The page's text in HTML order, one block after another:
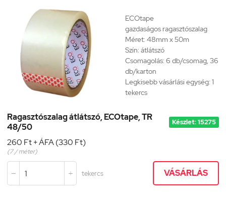
ECOtape
gazdaságos ragasztószalag
Méret: 48mm x 50m
Szín: átlátszó
Csomagolás: 6 db/csomag, 36
db/karton
Legkisebb vásárlási egység: 1
tekercs
Ragasztószalag átlátszó, ECOtape, TR
48/50
Készlet: 15275
260 Ft + ÁFA (330 Ft)
(7 / méter)
  tekercs VÁSÁRLÁS